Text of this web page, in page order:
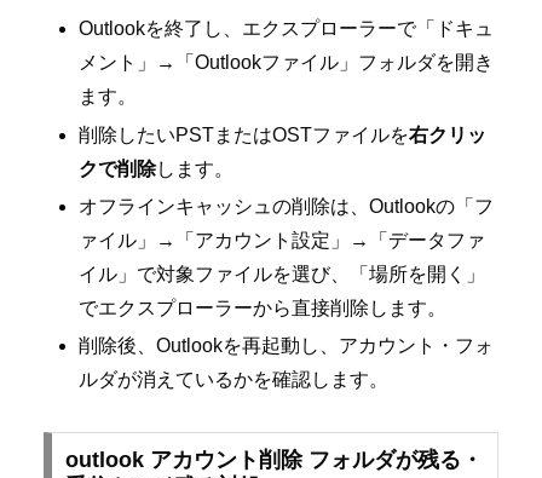
Outlookを終了し、エクスプローラーで「ドキュ
メント」→「Outlookファイル」フォルダを開き
ます。
削除したいPSTまたはOSTファイルを右クリッ
クで削除します。
オフラインキャッシュの削除は、Outlookの「フ
ァイル」→「アカウント設定」→「データファ
イル」で対象ファイルを選び、「場所を開く」
でエクスプローラーから直接削除します。
削除後、Outlookを再起動し、アカウント・フォ
ルダが消えているかを確認します。
outlook アカウント削除 フォルダが残る・